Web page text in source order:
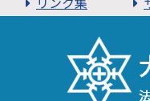
リンク集